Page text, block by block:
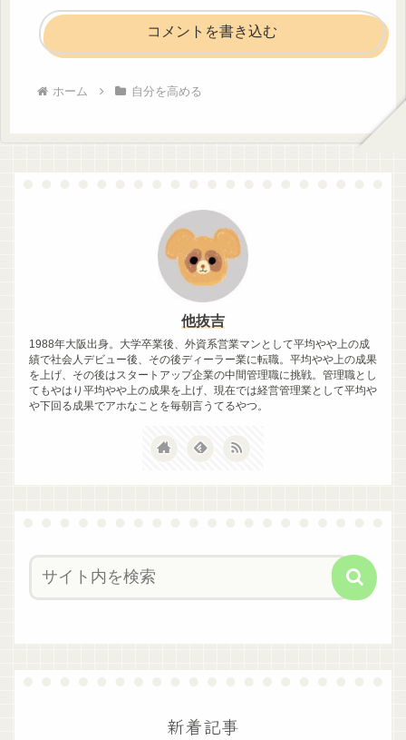
コメントを書き込む
ホーム 自分を高める
他抜吉
1988年大阪出身。大学卒業後、外資系営業マンとして平均やや上の成
績で社会人デビュー後、その後ディーラー業に転職。平均やや上の成果
を上げ、その後はスタートアップ企業の中間管理職に挑戦。管理職とし
てもやはり平均やや上の成果を上げ、現在では経営管理業として平均や
や下回る成果でアホなことを毎朝言うてるやつ。
新着記事